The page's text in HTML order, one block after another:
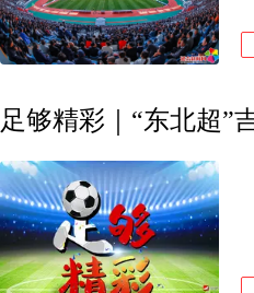
足够精彩｜“东北超”